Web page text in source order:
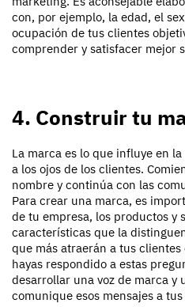
con, por ejemplo, la edad, el
ocupación de tus clientes
comprender y satisfacer mejor
4. Construir tu
La marca es lo que influye en
a los ojos de los clientes.
nombre y continúa con las
Para crear una marca, es
de tu empresa, los productos y
características que la
que más atraerán a tus clientes
hayas respondido a estas
desarrollar una voz de marca y
comunique esos mensajes a